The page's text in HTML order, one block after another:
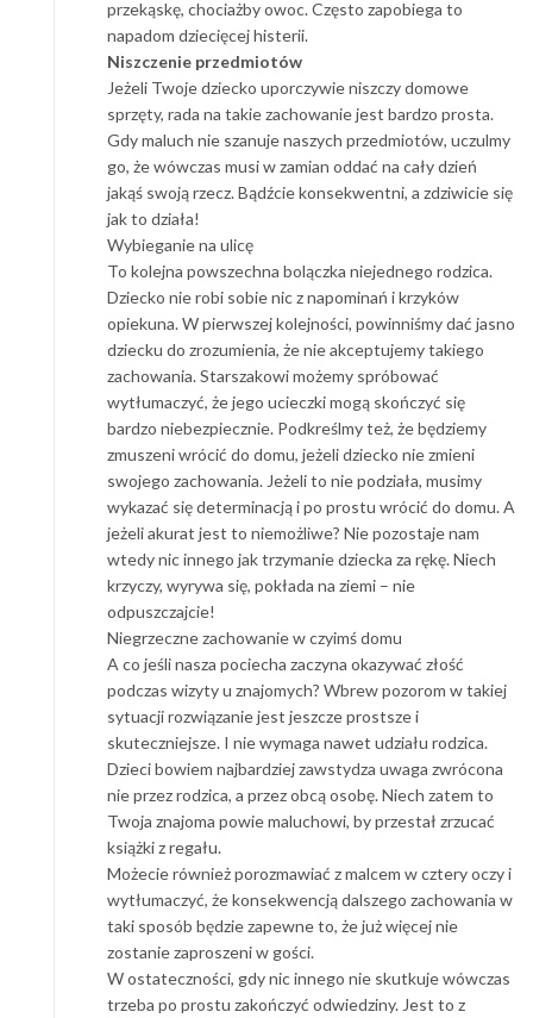
przekąskę, chociażby owoc. Często zapobiega to
napadom dziecięcej histerii.
Niszczenie przedmiotów
Jeżeli Twoje dziecko uporczywie niszczy domowe
sprzęty, rada na takie zachowanie jest bardzo prosta.
Gdy maluch nie szanuje naszych przedmiotów, uczulmy
go, że wówczas musi w zamian oddać na cały dzień
jakąś swoją rzecz. Bądźcie konsekwentni, a zdziwicie się
jak to działa!
Wybieganie na ulicę
To kolejna powszechna bolączka niejednego rodzica.
Dziecko nie robi sobie nic z napominań i krzyków
opiekuna. W pierwszej kolejności, powinniśmy dać jasno
dziecku do zrozumienia, że nie akceptujemy takiego
zachowania. Starszakowi możemy spróbować
wytłumaczyć, że jego ucieczki mogą skończyć się
bardzo niebezpiecznie. Podkreślmy też, że będziemy
zmuszeni wrócić do domu, jeżeli dziecko nie zmieni
swojego zachowania. Jeżeli to nie podziała, musimy
wykazać się determinacją i po prostu wrócić do domu. A
jeżeli akurat jest to niemożliwe? Nie pozostaje nam
wtedy nic innego jak trzymanie dziecka za rękę. Niech
krzyczy, wyrywa się, pokłada na ziemi – nie
odpuszczajcie!
Niegrzeczne zachowanie w czyimś domu
A co jeśli nasza pociecha zaczyna okazywać złość
podczas wizyty u znajomych? Wbrew pozorom w takiej
sytuacji rozwiązanie jest jeszcze prostsze i
skuteczniejsze. I nie wymaga nawet udziału rodzica.
Dzieci bowiem najbardziej zawstydza uwaga zwrócona
nie przez rodzica, a przez obcą osobę. Niech zatem to
Twoja znajoma powie maluchowi, by przestał zrzucać
książki z regału.
Możecie również porozmawiać z malcem w cztery oczy i
wytłumaczyć, że konsekwencją dalszego zachowania w
taki sposób będzie zapewne to, że już więcej nie
zostanie zaproszeni w gości.
W ostateczności, gdy nic innego nie skutkuje wówczas
trzeba po prostu zakończyć odwiedziny. Jest to z